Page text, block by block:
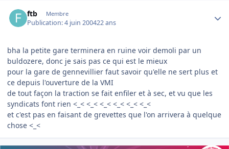
ftb Membre
Publication:4 juin 200422 ans
bha la petite gare terminera en ruine voir demoli par un
buldozere, donc je sais pas ce qui est le mieux
pour la gare de gennevillier faut savoir qu'elle ne sert plus et
ce depuis l'ouverture de la VMI
de tout façon la traction se fait enfiler et à sec, et vu que les
syndicats font rien <_< <_< <_< <_< <_< <_<
et c'est pas en faisant de grevettes que l'on arrivera à quelque
chose <_<